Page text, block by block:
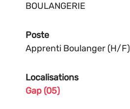
BOULANGERIE
Poste
Apprenti Boulanger (H/F)
Localisations
Gap (05)